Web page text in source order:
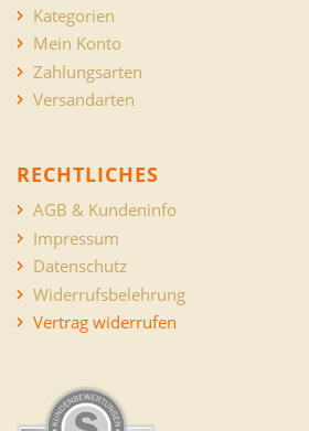
Kategorien
Mein Konto
Zahlungsarten
Versandarten
RECHTLICHES
AGB & Kundeninfo
Impressum
Datenschutz
Widerrufsbelehrung
Vertrag widerrufen